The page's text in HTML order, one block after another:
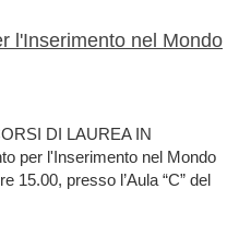
l'Inserimento nel Mondo
DI LAUREA IN
per l'Inserimento nel Mondo
15.00, presso l’Aula “C” del